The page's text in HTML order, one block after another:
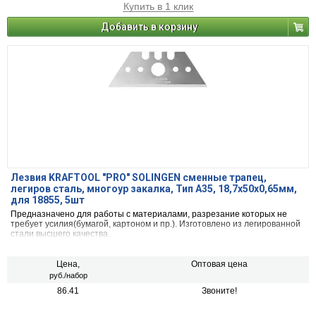
Купить в 1 клик
Добавить в корзину
Лезвия KRAFTOOL "PRO" SOLINGEN сменные трапец,
легиров сталь, многоур закалка, Тип А35, 18,7x50x0,65мм,
для 18855, 5шт
Предназначено для работы с материалами, разрезание которых не
требует усилия(бумагой, картоном и пр.). Изготовлено из легированной
стали высшего качества.
Цена,
руб./набор
Оптовая цена
86.41 Звоните!